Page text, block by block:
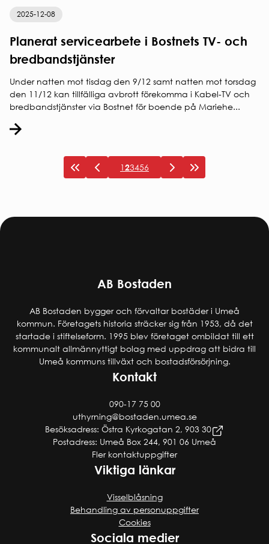
2025-12-08
Planerat servicearbete i Bostnets TV- och
bredbandstjänster
Under natten mot tisdag den 9/12 samt natten mot torsdag
den 11/12 kan tillfälliga avbrott förekomma i Kabel-TV och
bredbandstjänster via Bostnet för boende på Mariehe...
123456
AB Bostaden
AB Bostaden bygger och förvaltar bostäder i Umeå
kommun. Företagets historia sträcker sig från 1953, då det
startade i stiftelseform. 1995 blev företaget ombildat till ett
kommunalt allmännyttigt bolag med uppdrag att bidra till
Umeå kommuns tillväxt och bostadsförsörjning.
Kontakt
090-17 75 00
uthyrning@bostaden.umea.se
Besöksadress: Östra Kyrkogatan 2, 903 30
Postadress: Umeå Box 244, 901 06 Umeå
Fler kontaktuppgifter
Viktiga länkar
Visselblåsning
Behandling av personuppgifter
Cookies
Sociala medier